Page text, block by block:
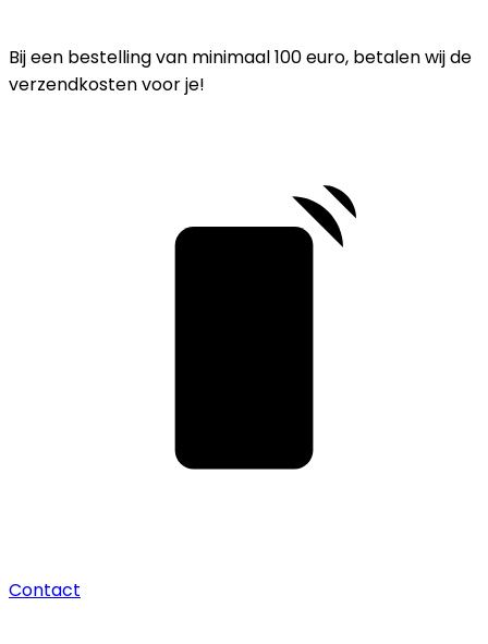
Bij een bestelling van minimaal 100 euro, betalen wij de
verzendkosten voor je!
Contact